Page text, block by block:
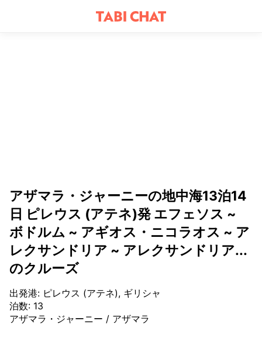
アザマラ・ジャーニーの地中海13泊14
日 ピレウス (アテネ)発 エフェソス ~
ボドルム ~ アギオス・ニコラオス ~ ア
レクサンドリア ~ アレクサンドリア...
のクルーズ
出発港: ピレウス (アテネ), ギリシャ
泊数: 13
アザマラ・ジャーニー / アザマラ